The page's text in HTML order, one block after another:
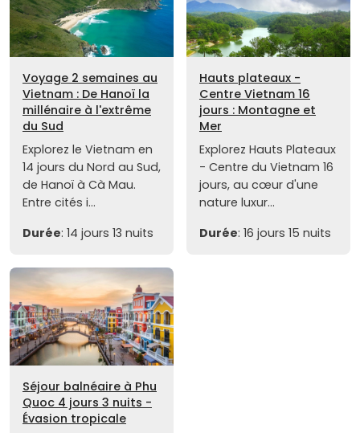
Voyage 2 semaines au
Vietnam : De Hanoï la
millénaire à l'extrême
du Sud
Explorez le Vietnam en
14 jours du Nord au Sud,
de Hanoï à Cà Mau.
Entre cités i...
Durée: 14 jours 13 nuits
Hauts plateaux -
Centre Vietnam 16
jours : Montagne et
Mer
Explorez Hauts Plateaux
- Centre du Vietnam 16
jours, au cœur d'une
nature luxur...
Durée: 16 jours 15 nuits
Séjour balnéaire à Phu
Quoc 4 jours 3 nuits -
Évasion tropicale